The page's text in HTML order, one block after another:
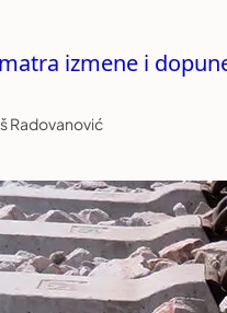
izmene i
Radovanović